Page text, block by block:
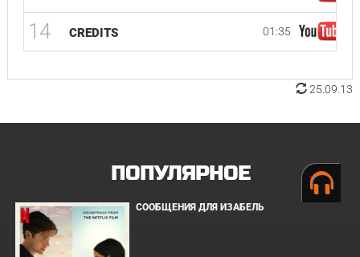
14 CREDITS 01:35
25.09.13
ПОПУЛЯРНОЕ
СООБЩЕНИЯ ДЛЯ ИЗАБЕЛЬ